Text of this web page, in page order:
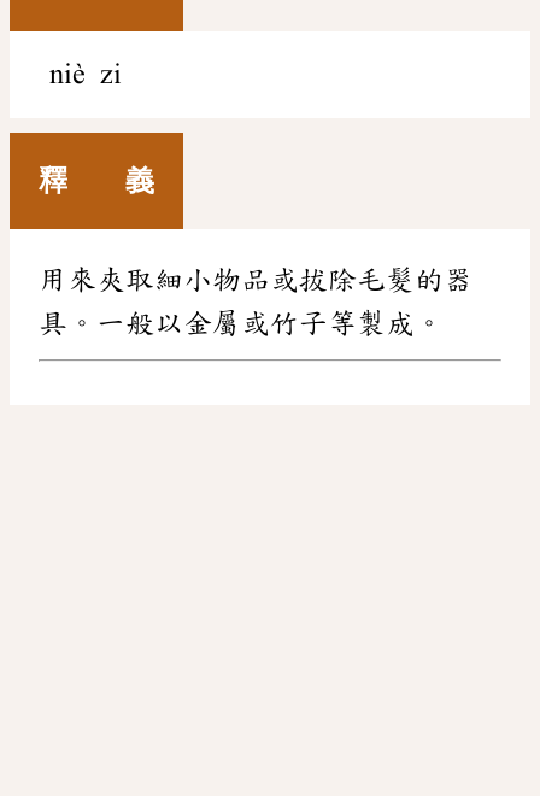
niè zi
釋 義
用來夾取細小物品或拔除毛髮的器
具。一般以金屬或竹子等製成。